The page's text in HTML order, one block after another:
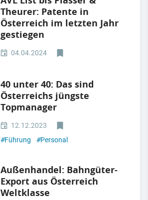
Theurer: Patente in
Österreich im letzten Jahr
gestiegen
04.04.2024
40 unter 40: Das sind
Österreichs jüngste
Topmanager
12.12.2023
#Führung #Personal
Außenhandel: Bahngüter-
Export aus Österreich
Weltklasse